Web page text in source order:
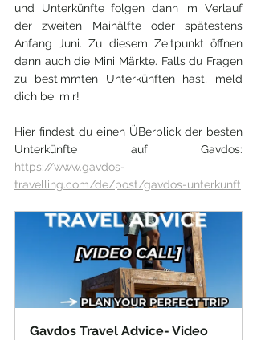
und Unterkünfte folgen dann im Verlauf
der zweiten Maihälfte oder spätestens
Anfang Juni. Zu diesem Zeitpunkt öffnen
dann auch die Mini Märkte. Falls du Fragen
zu bestimmten Unterkünften hast, meld
dich bei mir!
Hier findest du einen ÜBerblick der besten
https://www.gavdos-
travelling.com/de/post/gavdos-unterkunft
Gavdos Travel Advice- Video